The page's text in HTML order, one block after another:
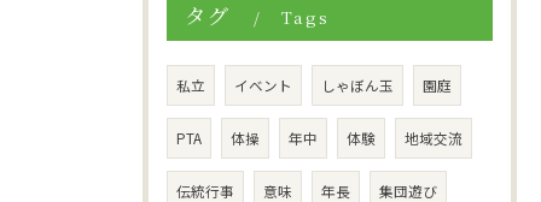
タグ Tags
私立 イベント しゃぼん玉 園庭
PTA 体操 年中 体験 地域交流
伝統行事 意味 年長 集団遊び